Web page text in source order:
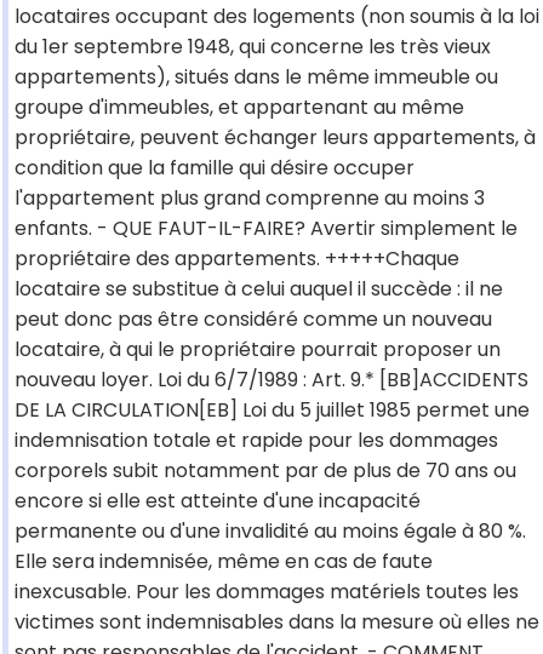
locataires occupant des logements (non soumis à la loi
du 1er septembre 1948, qui concerne les très vieux
appartements), situés dans le même immeuble ou
groupe d'immeubles, et appartenant au même
propriétaire, peuvent échanger leurs appartements, à
condition que la famille qui désire occuper
l'appartement plus grand comprenne au moins 3
enfants. - QUE FAUT-IL-FAIRE? Avertir simplement le
propriétaire des appartements. +++++Chaque
locataire se substitue à celui auquel il succède : il ne
peut donc pas être considéré comme un nouveau
locataire, à qui le propriétaire pourrait proposer un
nouveau loyer. Loi du 6/7/1989 : Art. 9.* [BB]ACCIDENTS
DE LA CIRCULATION[EB] Loi du 5 juillet 1985 permet une
indemnisation totale et rapide pour les dommages
corporels subit notamment par de plus de 70 ans ou
encore si elle est atteinte d'une incapacité
permanente ou d'une invalidité au moins égale à 80 %.
Elle sera indemnisée, même en cas de faute
inexcusable. Pour les dommages matériels toutes les
victimes sont indemnisables dans la mesure où elles ne